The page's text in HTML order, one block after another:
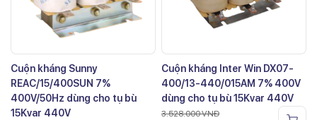
Cuộn kháng Sunny
REAC/15/400SUN 7%
400V/50Hz dùng cho tụ bù
15Kvar 440V
Cuộn kháng Inter Win DX07-
400/13-440/015AM 7% 400V
dùng cho tụ bù 15Kvar 440V
3.528.000VNĐ